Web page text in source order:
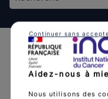
Aidez-nous à
Nous utilisons des
Continuer sans